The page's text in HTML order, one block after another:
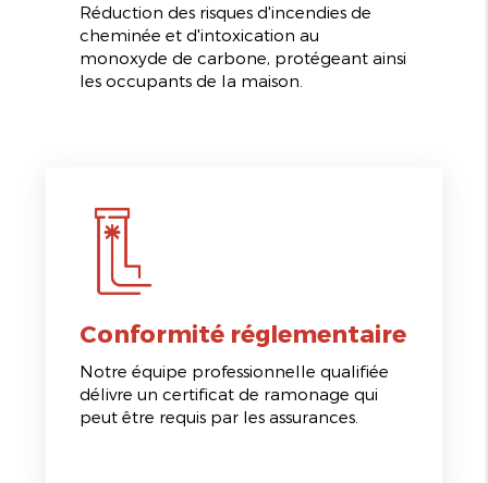
Réduction des risques d'incendies de
cheminée et d'intoxication au
monoxyde de carbone, protégeant ainsi
les occupants de la maison.
Conformité réglementaire
Notre équipe professionnelle qualifiée
délivre un certificat de ramonage qui
peut être requis par les assurances.